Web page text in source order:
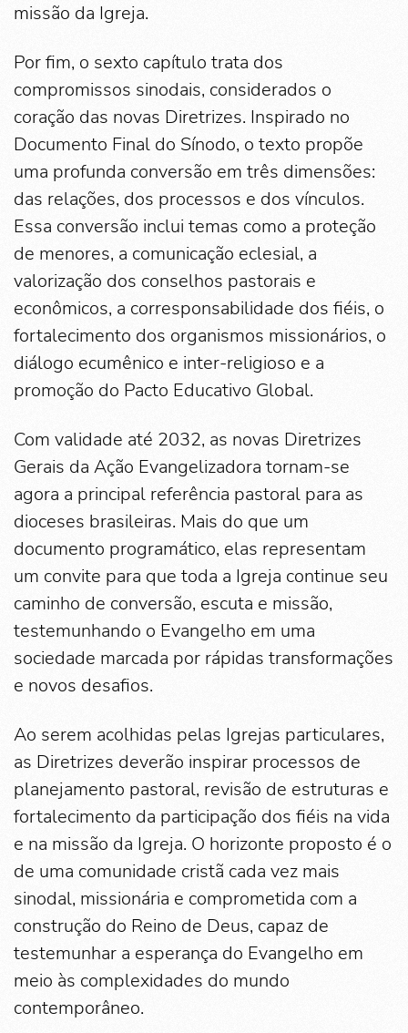
missão da Igreja.
Por fim, o sexto capítulo trata dos
compromissos sinodais, considerados o
coração das novas Diretrizes. Inspirado no
Documento Final do Sínodo, o texto propõe
uma profunda conversão em três dimensões:
das relações, dos processos e dos vínculos.
Essa conversão inclui temas como a proteção
de menores, a comunicação eclesial, a
valorização dos conselhos pastorais e
econômicos, a corresponsabilidade dos fiéis, o
fortalecimento dos organismos missionários, o
diálogo ecumênico e inter-religioso e a
promoção do Pacto Educativo Global.
Com validade até 2032, as novas Diretrizes
Gerais da Ação Evangelizadora tornam-se
agora a principal referência pastoral para as
dioceses brasileiras. Mais do que um
documento programático, elas representam
um convite para que toda a Igreja continue seu
caminho de conversão, escuta e missão,
testemunhando o Evangelho em uma
sociedade marcada por rápidas transformações
e novos desafios.
Ao serem acolhidas pelas Igrejas particulares,
as Diretrizes deverão inspirar processos de
planejamento pastoral, revisão de estruturas e
fortalecimento da participação dos fiéis na vida
e na missão da Igreja. O horizonte proposto é o
de uma comunidade cristã cada vez mais
sinodal, missionária e comprometida com a
construção do Reino de Deus, capaz de
testemunhar a esperança do Evangelho em
meio às complexidades do mundo
contemporâneo.